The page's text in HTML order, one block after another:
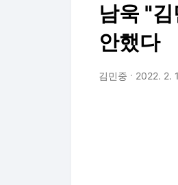
남욱 "
안했다
김민중 2022. 2.